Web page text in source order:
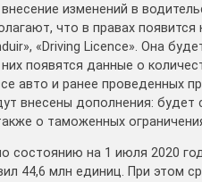
изменений в
что в правах появится
«Driving Licence». Она
появятся данные о
авто и ранее проведенных
внесены дополнения: будет
о таможенных
состоянию на 1 июля 2020
44,6 млн единиц. При этом